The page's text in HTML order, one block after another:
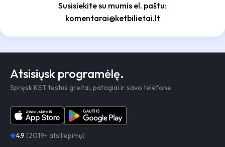
Susisiekite su mumis el. paštu:
komentarai@ketbilietai.lt
Atsisiųsk programėlę.
Spręsk KET testus greitai, patogiai ir savo telefone.
4.9 (2019+ atsiliepimų)